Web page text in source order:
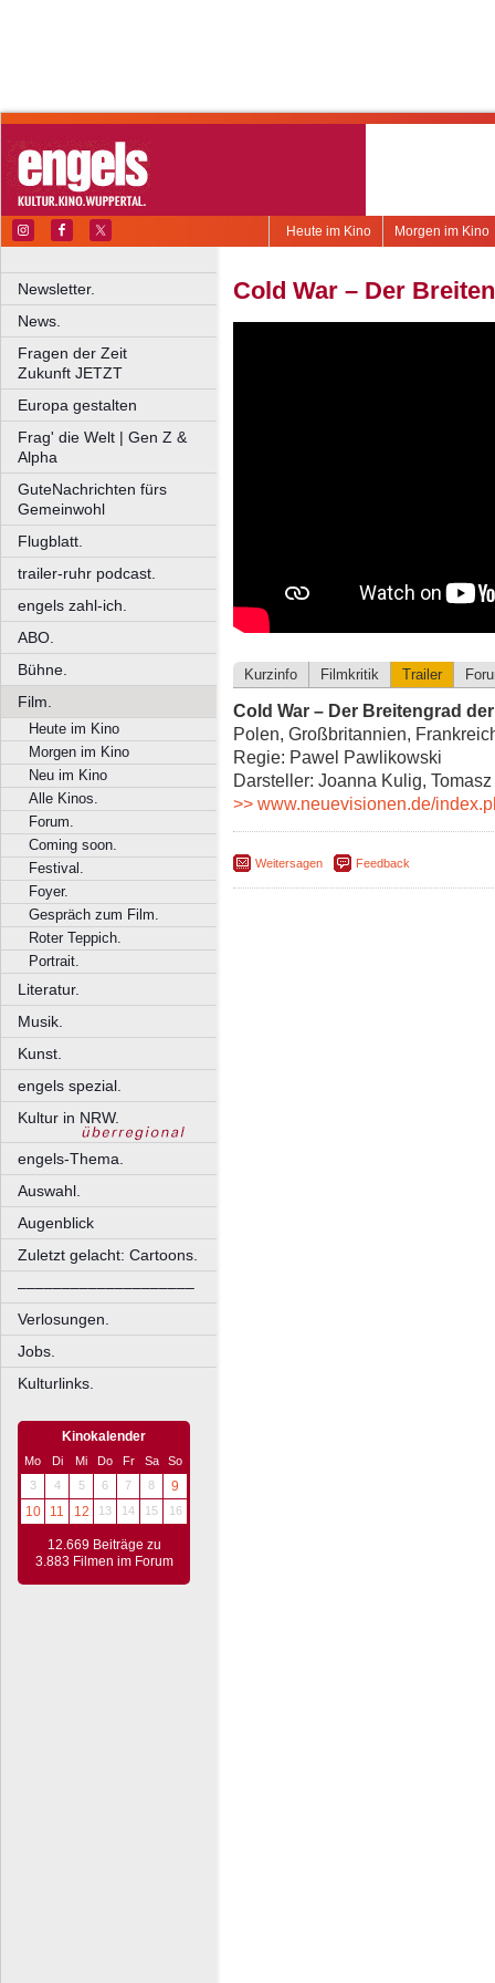
Morgen im Kino
Heute im Kino
Newsletter.
News.
Fragen der Zeit
Zukunft JETZT
Europa gestalten
Frag' die Welt | Gen Z &
Alpha
GuteNachrichten fürs
Gemeinwohl
Flugblatt.
trailer-ruhr podcast.
engels zahl-ich.
ABO.
Bühne.
Film.
Heute im Kino
Morgen im Kino
Neu im Kino
Alle Kinos.
Forum.
Coming soon.
Festival.
Foyer.
Gespräch zum Film.
Roter Teppich.
Portrait.
Literatur.
Musik.
Kunst.
engels spezial.
Kultur in NRW.
engels-Thema.
Auswahl.
Augenblick
Zuletzt gelacht: Cartoons.
––––––––––––––––––––
Verlosungen.
Jobs.
Kulturlinks.
Kinokalender
Mo Di Mi Do Fr Sa
So
3
4 5 6 7 8
9
10
11 12 13 14 15 16
12.669 Beiträge zu
3.883 Filmen im Forum
Cold War – Der
Kurzinfo Filmkritik Trailer
Cold War – Der Breitengrad
Polen, Großbritannien,
Regie: Pawel Pawlikowski
Darsteller: Joanna Kulig,
>> www.neuevisionen.de/
Weitersagen Feedback